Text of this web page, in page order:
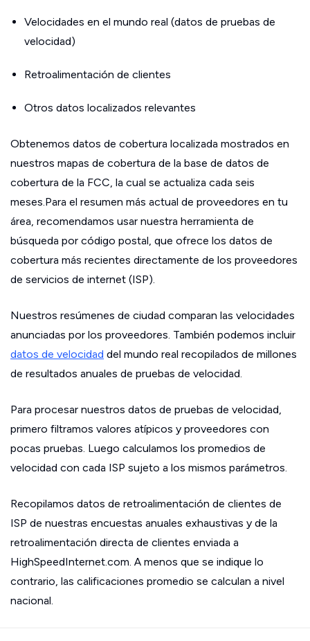
Velocidades en el mundo real (datos de pruebas de
velocidad)
Retroalimentación de clientes
Otros datos localizados relevantes
Obtenemos datos de cobertura localizada mostrados en
nuestros mapas de cobertura de la base de datos de
cobertura de la FCC, la cual se actualiza cada seis
meses.Para el resumen más actual de proveedores en tu
área, recomendamos usar nuestra herramienta de
búsqueda por código postal, que ofrece los datos de
cobertura más recientes directamente de los proveedores
de servicios de internet (ISP).
Nuestros resúmenes de ciudad comparan las velocidades
anunciadas por los proveedores. También podemos incluir
datos de velocidad del mundo real recopilados de millones
de resultados anuales de pruebas de velocidad.
Para procesar nuestros datos de pruebas de velocidad,
primero filtramos valores atípicos y proveedores con
pocas pruebas. Luego calculamos los promedios de
velocidad con cada ISP sujeto a los mismos parámetros.
Recopilamos datos de retroalimentación de clientes de
ISP de nuestras encuestas anuales exhaustivas y de la
retroalimentación directa de clientes enviada a
HighSpeedInternet.com. A menos que se indique lo
contrario, las calificaciones promedio se calculan a nivel
nacional.